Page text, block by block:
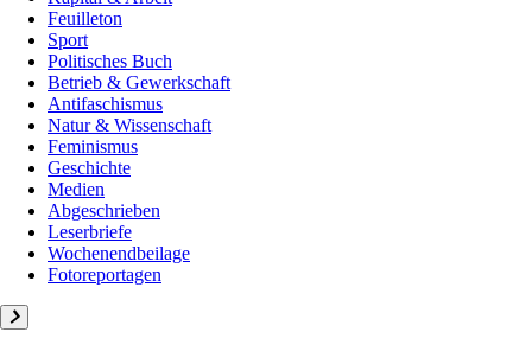
Feuilleton
Sport
Politisches Buch
Betrieb & Gewerkschaft
Antifaschismus
Natur & Wissenschaft
Feminismus
Geschichte
Medien
Abgeschrieben
Leserbriefe
Wochenendbeilage
Fotoreportagen